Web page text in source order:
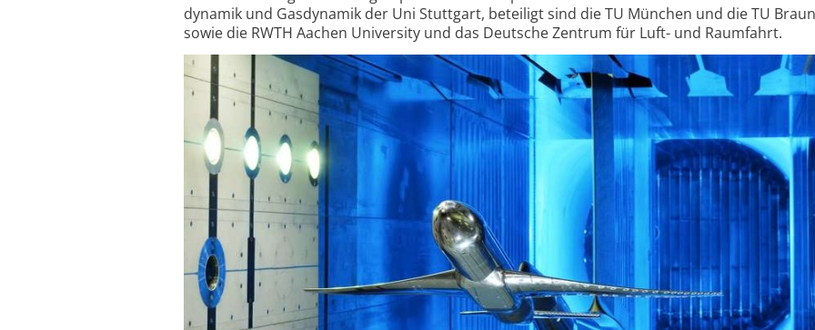
dynamik und Gasdynamik der Uni Stuttgart, beteiligt sind die TU München und die TU
sowie die RWTH Aachen University und das Deutsche Zentrum für Luft- und Raumfahrt.